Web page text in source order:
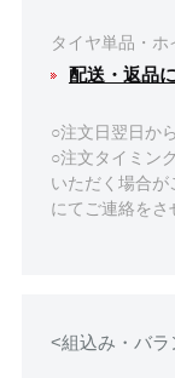
タイヤ単品・
配送・返品
○注文日翌日か
○注文タイミン
いただく場合
にてご連絡をさ
<組込み・バラ